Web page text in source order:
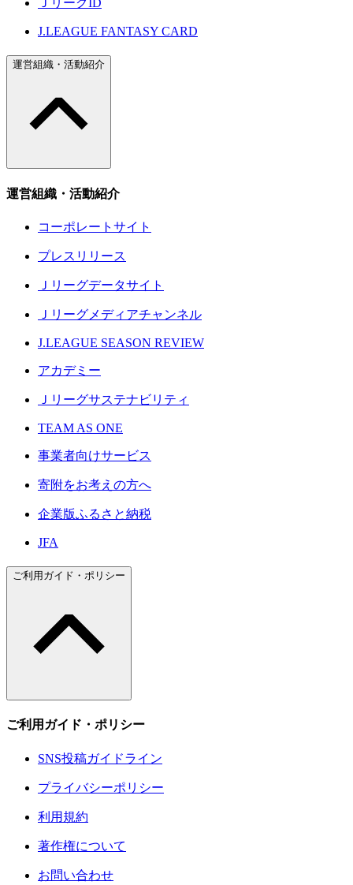
ＪリーグID
J.LEAGUE FANTASY CARD
運営組織・活動紹介
運営組織・活動紹介
コーポレートサイト
プレスリリース
Ｊリーグデータサイト
Ｊリーグメディアチャンネル
J.LEAGUE SEASON REVIEW
アカデミー
Ｊリーグサステナビリティ
TEAM AS ONE
事業者向けサービス
寄附をお考えの方へ
企業版ふるさと納税
JFA
ご利用ガイド・ポリシー
ご利用ガイド・ポリシー
SNS投稿ガイドライン
プライバシーポリシー
利用規約
著作権について
お問い合わせ